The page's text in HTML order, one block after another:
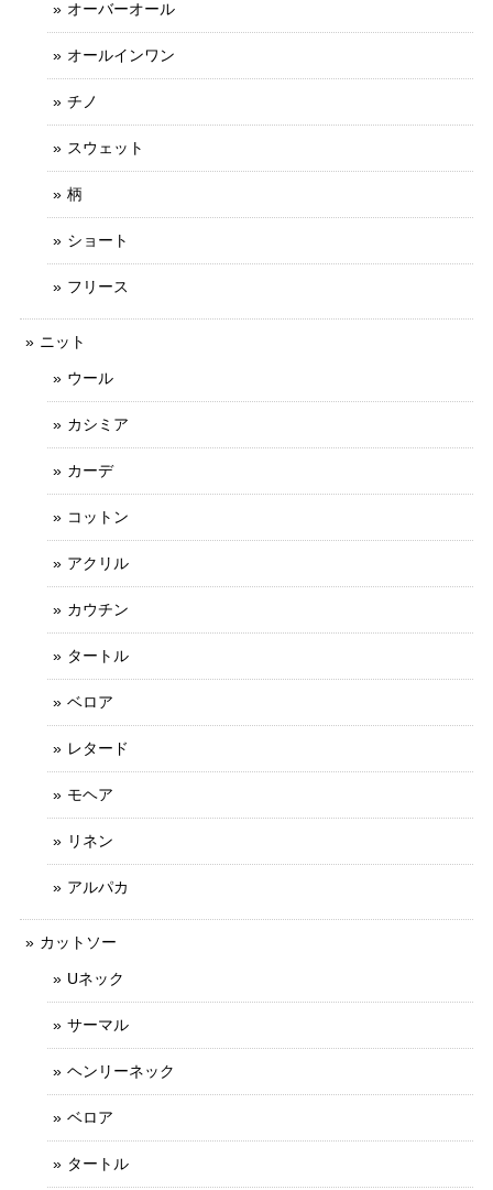
オーバーオール
オールインワン
チノ
スウェット
柄
ショート
フリース
ニット
ウール
カシミア
カーデ
コットン
アクリル
カウチン
タートル
ベロア
レタード
モヘア
リネン
アルパカ
カットソー
Uネック
サーマル
ヘンリーネック
ベロア
タートル